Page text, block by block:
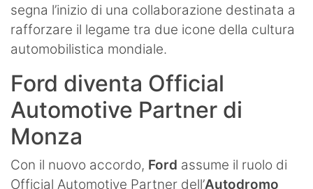
segna l’inizio di una collaborazione destinata a
rafforzare il legame tra due icone della cultura
automobilistica mondiale.
Ford diventa Official
Automotive Partner di
Monza
Con il nuovo accordo, Ford assume il ruolo di
Official Automotive Partner dell’Autodromo